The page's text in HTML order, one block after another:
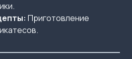
Приготовление